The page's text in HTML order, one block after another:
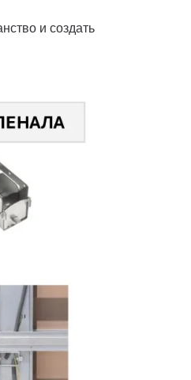
и создать